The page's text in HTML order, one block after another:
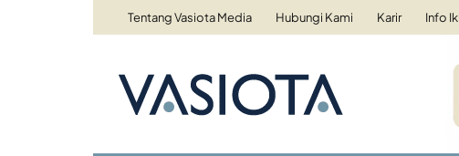
Tentang Vasiota Media Hubungi Kami Karir Info